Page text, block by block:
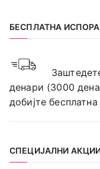
БЕСПЛАТНА
денари (3000
добијте
СПЕЦИЈАЛНИ